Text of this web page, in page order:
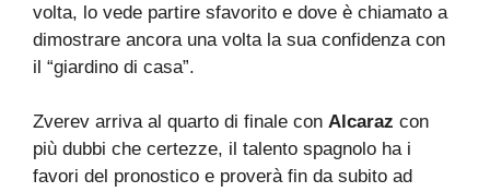
volta, lo vede partire sfavorito e dove è chiamato a
dimostrare ancora una volta la sua confidenza con
il “giardino di casa”.
Zverev arriva al quarto di finale con Alcaraz con
più dubbi che certezze, il talento spagnolo ha i
favori del pronostico e proverà fin da subito ad